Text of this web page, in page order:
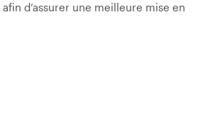
d’assurer une meilleure mise en